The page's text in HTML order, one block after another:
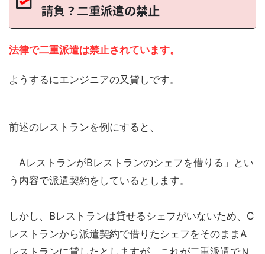
請負？二重派遣の禁止
法律で二重派遣は禁止されています。
ようするにエンジニアの又貸しです。
前述のレストランを例にすると、
「AレストランがBレストランのシェフを借りる」とい
う内容で派遣契約をしているとします。
しかし、Bレストランは貸せるシェフがいないため、C
レストランから派遣契約で借りたシェフをそのままA